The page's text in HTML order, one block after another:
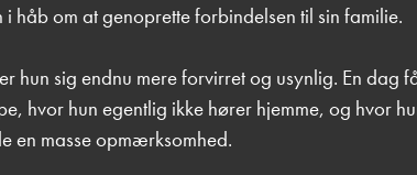
håb om at genoprette forbindelsen til sin familie.
hun sig endnu mere forvirret og usynlig. En dag
hvor hun egentlig ikke hører hjemme, og hvor
en masse opmærksomhed.